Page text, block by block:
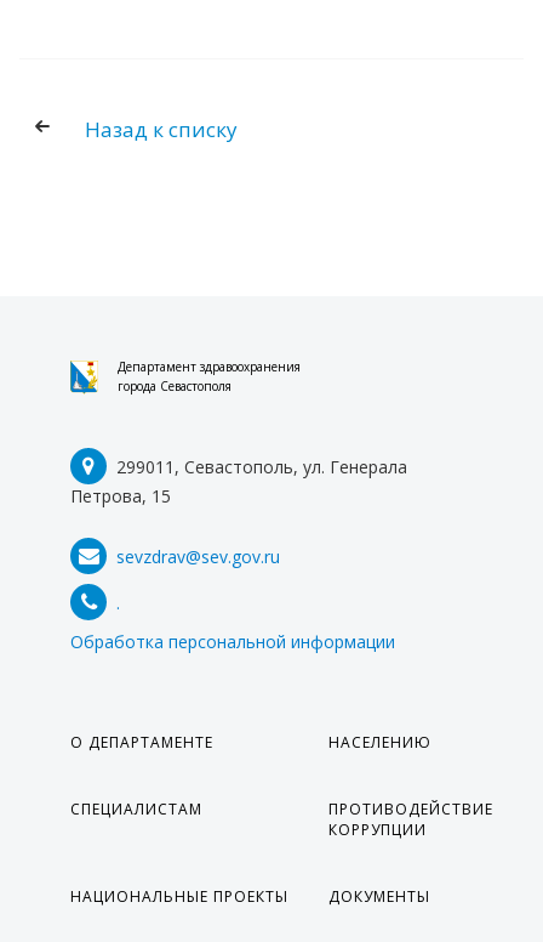
Назад к списку
Департамент здравоохранения
города Севастополя
299011, Севастополь, ул. Генерала
Петрова, 15
sevzdrav@sev.gov.ru
.
Обработка персональной информации
О ДЕПАРТАМЕНТЕ НАСЕЛЕНИЮ
СПЕЦИАЛИСТАМ
ПРОТИВОДЕЙСТВИЕ
КОРРУПЦИИ
НАЦИОНАЛЬНЫЕ ПРОЕКТЫ ДОКУМЕНТЫ
НОВОСТИ
ИНФОГРАФИКА
ВИДЕО
ПРОТИВОДЕЙСТВИЕ ТЕРРОРИЗМУ И
ЭКСТРЕМИЗМУ
ВАЖНОЕ